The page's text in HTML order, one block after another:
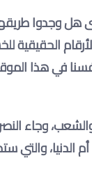
وجدوا
الحقيقية
في هذا
وجاء
والتي